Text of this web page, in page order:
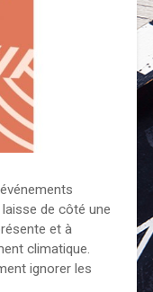
de côté une
et à
climatique.
ignorer les